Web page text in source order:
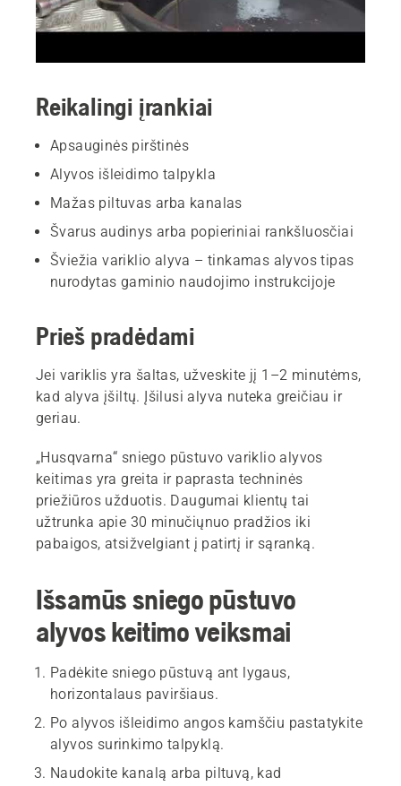
Reikalingi įrankiai
Apsauginės pirštinės
Alyvos išleidimo talpykla
Mažas piltuvas arba kanalas
Švarus audinys arba popieriniai rankšluosčiai
Šviežia variklio alyva – tinkamas alyvos tipas
nurodytas gaminio naudojimo instrukcijoje
Prieš pradėdami
Jei variklis yra šaltas, užveskite jį 1–2 minutėms,
kad alyva įšiltų. Įšilusi alyva nuteka greičiau ir
geriau.
„Husqvarna“ sniego pūstuvo variklio alyvos
keitimas yra greita ir paprasta techninės
priežiūros užduotis. Daugumai klientų tai
užtrunka apie 30 minučiųnuo pradžios iki
pabaigos, atsižvelgiant į patirtį ir sąranką.
Išsamūs sniego pūstuvo
alyvos keitimo veiksmai
Padėkite sniego pūstuvą ant lygaus,
horizontalaus paviršiaus.
Po alyvos išleidimo angos kamščiu pastatykite
alyvos surinkimo talpyklą.
Naudokite kanalą arba piltuvą, kad